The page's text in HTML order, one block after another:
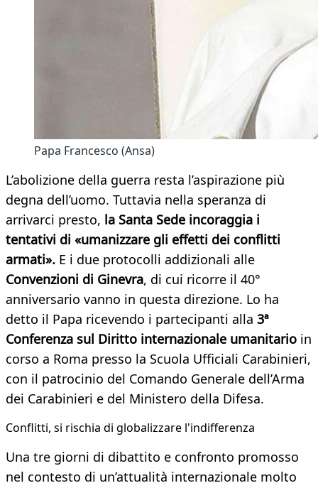
Papa Francesco (Ansa)
L’abolizione della guerra resta l’aspirazione più
degna dell’uomo. Tuttavia nella speranza di
arrivarci presto, la Santa Sede incoraggia i
tentativi di «umanizzare gli effetti dei conflitti
armati». E i due protocolli addizionali alle
Convenzioni di Ginevra, di cui ricorre il 40°
anniversario vanno in questa direzione. Lo ha
detto il Papa ricevendo i partecipanti alla 3ª
Conferenza sul Diritto internazionale umanitario in
corso a Roma presso la Scuola Ufficiali Carabinieri,
con il patrocinio del Comando Generale dell’Arma
dei Carabinieri e del Ministero della Difesa.
Conflitti, si rischia di globalizzare l'indifferenza
Una tre giorni di dibattito e confronto promosso
nel contesto di un’attualità internazionale molto